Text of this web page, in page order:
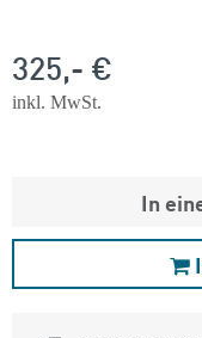
325,- €
inkl. MwSt.
In